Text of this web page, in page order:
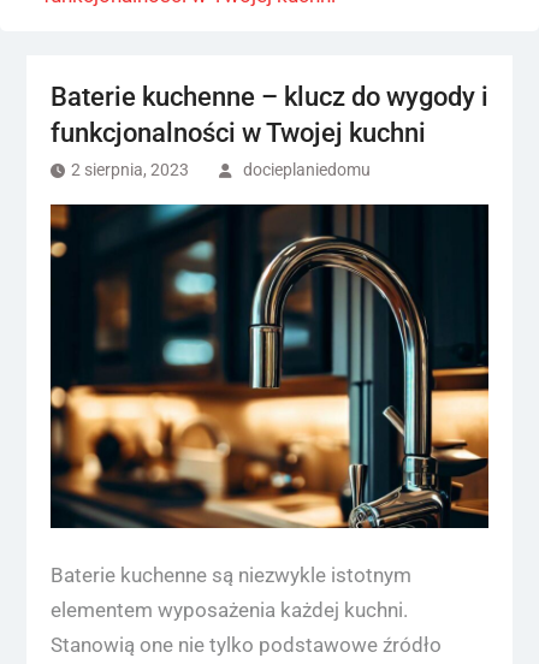
Baterie kuchenne – klucz do wygody i
funkcjonalności w Twojej kuchni
2 sierpnia, 2023 docieplaniedomu
Baterie kuchenne są niezwykle istotnym
elementem wyposażenia każdej kuchni.
Stanowią one nie tylko podstawowe źródło